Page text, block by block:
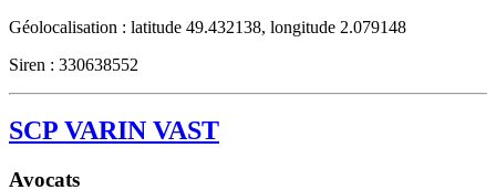
Géolocalisation : latitude 49.432138, longitude 2.079148
Siren : 330638552
SCP VARIN VAST
Avocats